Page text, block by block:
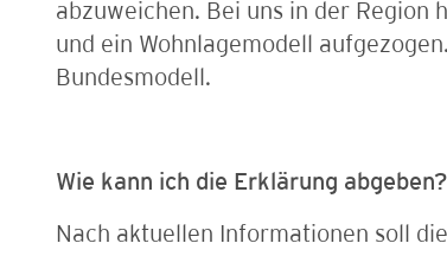
abzuweichen. Bei uns in der Region
und ein Wohnlagemodell
Bundesmodell.
Wie kann ich die Erklärung abgeben?
Nach aktuellen Informationen soll